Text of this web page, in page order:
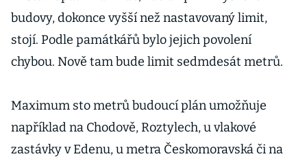
budovy, dokonce vyšší než nastavovaný limit,
stojí. Podle památkářů bylo jejich povolení
chybou. Nově tam bude limit sedmdesát metrů.
Maximum sto metrů budoucí plán umožňuje
například na Chodově, Roztylech, u vlakové
zastávky v Edenu, u metra Českomoravská či na